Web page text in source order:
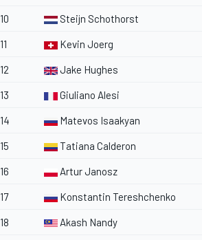
10 Steijn Schothorst
11 Kevin Joerg
12 Jake Hughes
13 Giuliano Alesi
14 Matevos Isaakyan
15 Tatiana Calderon
16 Artur Janosz
17 Konstantin Tereshchenko
18 Akash Nandy